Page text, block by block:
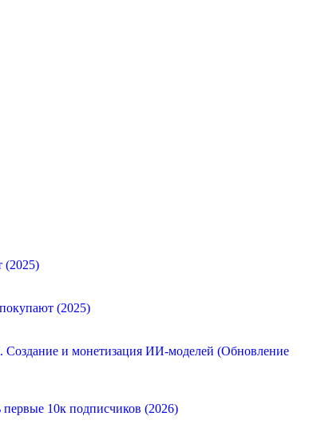
(2025)
(2025)
и монетизация ИИ-моделей (Обновление
10к подписчиков (2026)